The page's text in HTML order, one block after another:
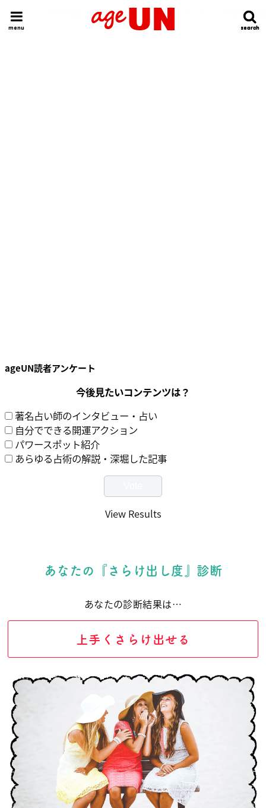
search
search
menu
HOME 今日の運勢ランキング 明日の運勢ランキング 今週の運勢
ageUN読者アンケート
今後見たいコンテンツは？
著名占い師のインタビュー・占い
自分でできる開運アクション
パワースポット紹介
あらゆる占術の解説・深堀した記事
View Results
あなたの『さらけ出し度』診断
あなたの診断結果は…
上手くさらけ出せる